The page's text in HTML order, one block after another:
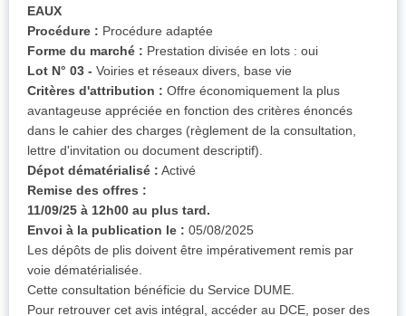
EAUX
Procédure : Procédure adaptée
Forme du marché : Prestation divisée en lots : oui
Lot N° 03 - Voiries et réseaux divers, base vie
Critères d'attribution : Offre économiquement la plus
avantageuse appréciée en fonction des critères énoncés
dans le cahier des charges (règlement de la consultation,
lettre d'invitation ou document descriptif).
Dépot dématérialisé : Activé
Remise des offres :
11/09/25 à 12h00 au plus tard.
Envoi à la publication le : 05/08/2025
Les dépôts de plis doivent être impérativement remis par
voie dématérialisée.
Cette consultation bénéficie du Service DUME.
Pour retrouver cet avis intégral, accéder au DCE, poser des